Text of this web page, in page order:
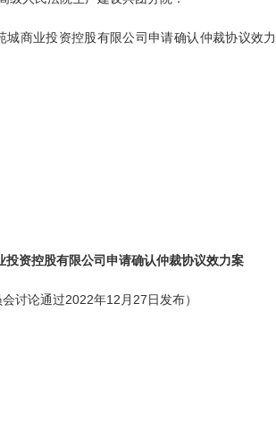
商业投资控股有限公司申请确认仲裁协议效
资控股有限公司申请确认仲裁协议效力案
讨论通过2022年12月27日发布）